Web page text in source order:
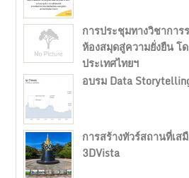
การประชุมทางวิชากา
ห้องสมุดสู่ความยั่งยืน โ
ประเทศไทยฯ
อบรม Data
การสร้างทัวร์สถานที่เส
3DVista